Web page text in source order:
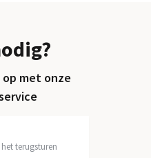
met onze
terugsturen